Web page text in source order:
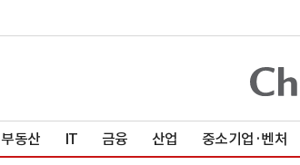
부동산 IT 금융 산업 중소기업·벤처